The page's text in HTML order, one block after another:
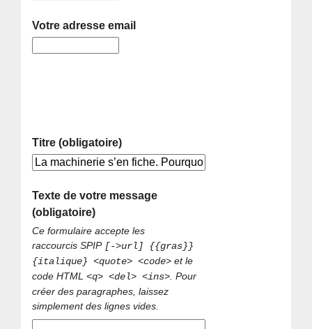
Votre adresse email
Titre (obligatoire)
Texte de votre message
(obligatoire)
Ce formulaire accepte les
raccourcis SPIP [->url] {{gras}}
{italique} <quote> <code> et le
code HTML<q> <del> <ins>. Pour
créer des paragraphes, laissez
simplement des lignes vides.